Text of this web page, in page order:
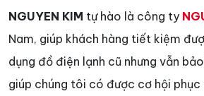
NGUYEN KIM tự hào là công ty
Nam, giúp khách hàng tiết kiệm
dụng đồ điện lạnh cũ nhưng vẫn
giúp chúng tôi có được cơ hội